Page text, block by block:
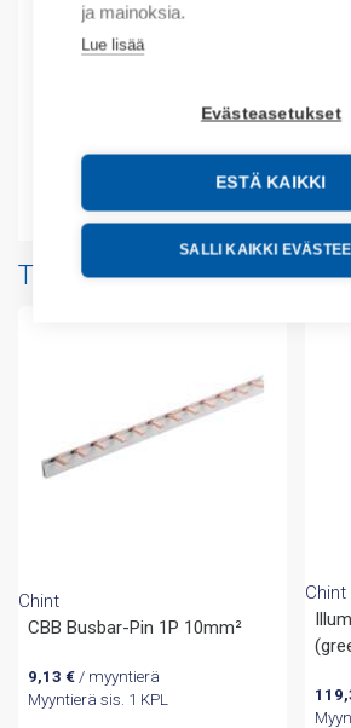
ja mainoksia.
Lue lisää
Evästeasetukset
ESTÄ KAIKKI
SALLI KAIKKI
Tilauskoodi: ENDCAPCBB1P
Product order number: ENDCAPCBB1P
Tuotteita samalta
Chint
CBB Busbar-Pin 1P 10mm²
9,13 €/ myyntierä
Myyntierä sis. 1 KPL
Chint